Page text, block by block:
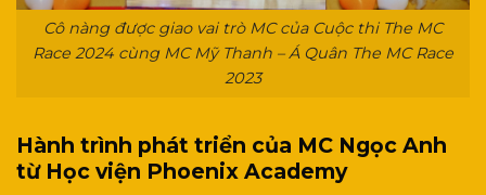
Cô nàng được giao vai trò MC của Cuộc thi The MC
Race 2024 cùng MC Mỹ Thanh – Á Quân The MC Race
2023
Hành trình phát triển của MC Ngọc Anh
từ Học viện Phoenix Academy